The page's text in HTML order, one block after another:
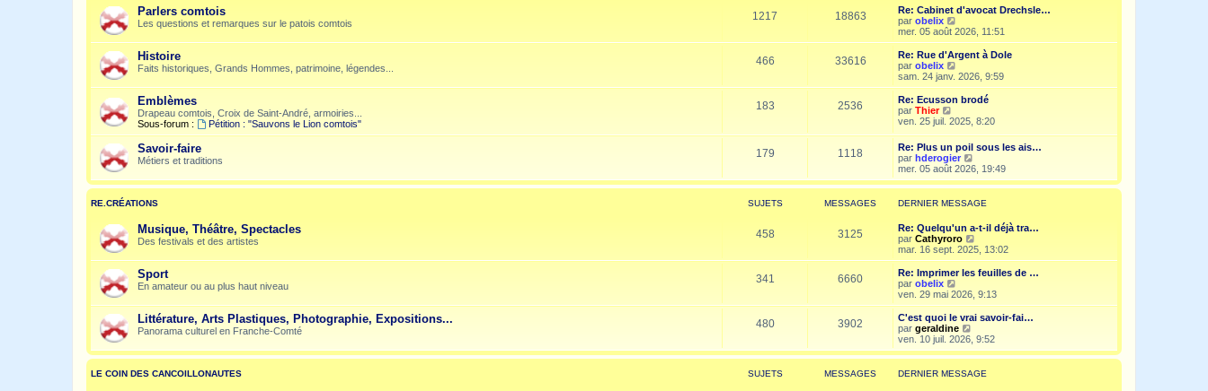
g
e
m
e
s
a
g
e
e
n
i
e
m
e
s
a
g
e
Parlers comtois
Les questions et remarques sur le patois comtois
1217 18863
Re: Cabinet d'avocat Drechsle…
par obelix
o
i
r
e
e
r
n
i
e
r
m
e
s
s
a
e
mer. 05 août 2026, 11:51
Histoire
Faits historiques, Grands Hommes, patrimoine, légendes...
466 33616
Re: Rue d'Argent à Dole
par obelix
o
i
r
e
e
r
n
i
e
m
s
s
a
g
e
sam. 24 janv. 2026, 9:59
Emblèmes
Drapeau comtois, Croix de Saint-André, armoiries...
Sous-forum :
Pétition : "Sauvons le Lion comtois"
183 2536
Re: Ecusson brodé
par Thier
o
e
d
e
n
e
r
m
e
s
s
a
g
e
ven. 25 juil. 2025, 8:20
Savoir-faire
Métiers et traditions
179 1118
Re: Plus un poil sous les ais…
par hderogier
o
i
r
l
e
r
n
i
e
m
e
s
a
g
e
mer. 05 août 2026, 19:49
RE.CRÉATIONS SUJETS MESSAGES DERNIER MESSAGE
Musique, Théâtre, Spectacles
Des festivals et des artistes
458 3125
Re: Quelqu'un a-t-il déjà tra…
par Cathyroro
o
i
r
e
e
r
n
i
e
m
mar. 16 sept. 2025, 13:02
Sport
En amateur ou au plus haut niveau
341 6660
Re: Imprimer les feuilles de …
par obelix
o
i
r
l
e
e
r
n
ven. 29 mai 2026, 9:13
Littérature, Arts Plastiques, Photographie, Expositions...
Panorama culturel en Franche-Comté
480 3902
C'est quoi le vrai savoir-fai…
par geraldine
o
i
r
l
ven. 10 juil. 2026, 9:52
LE COIN DES CANCOILLONAUTES SUJETS MESSAGES DERNIER MESSAGE